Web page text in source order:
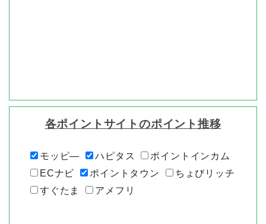
各ポイントサイトのポイント推移
モッピ― ハピタス
ポイントインカム
ECナビ
ポイントタウン
ちょびリッチ
すぐたま
アメフリ